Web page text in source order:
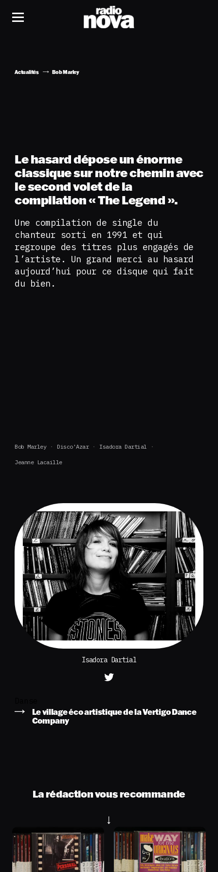
Actualités Bob Marley
Le hasard dépose un énorme
classique sur notre chemin avec
le second volet de la
compilation « The Legend ».
Une compilation de single du
chanteur sorti en 1991 et qui
regroupe des titres plus engagés de
l’artiste. Un grand merci au hasard
aujourd’hui pour ce disque qui fait
du bien.
Bob Marley Disco'Azar Isadora Dartial
Jeanne Lacaille
Isadora Dartial
Le village éco artistique de la Vertigo Dance
Company
La rédaction vous recommande